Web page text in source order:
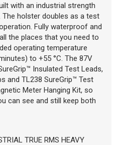
with an industrial strength
holster doubles as a test
Fully waterproof and
the places that you need to
operating temperature
to +55 °C. The 87V
Insulated Test Leads,
and TL238 SureGrip™ Test
Meter Hanging Kit, so
can see and still keep both
TRUE RMS HEAVY